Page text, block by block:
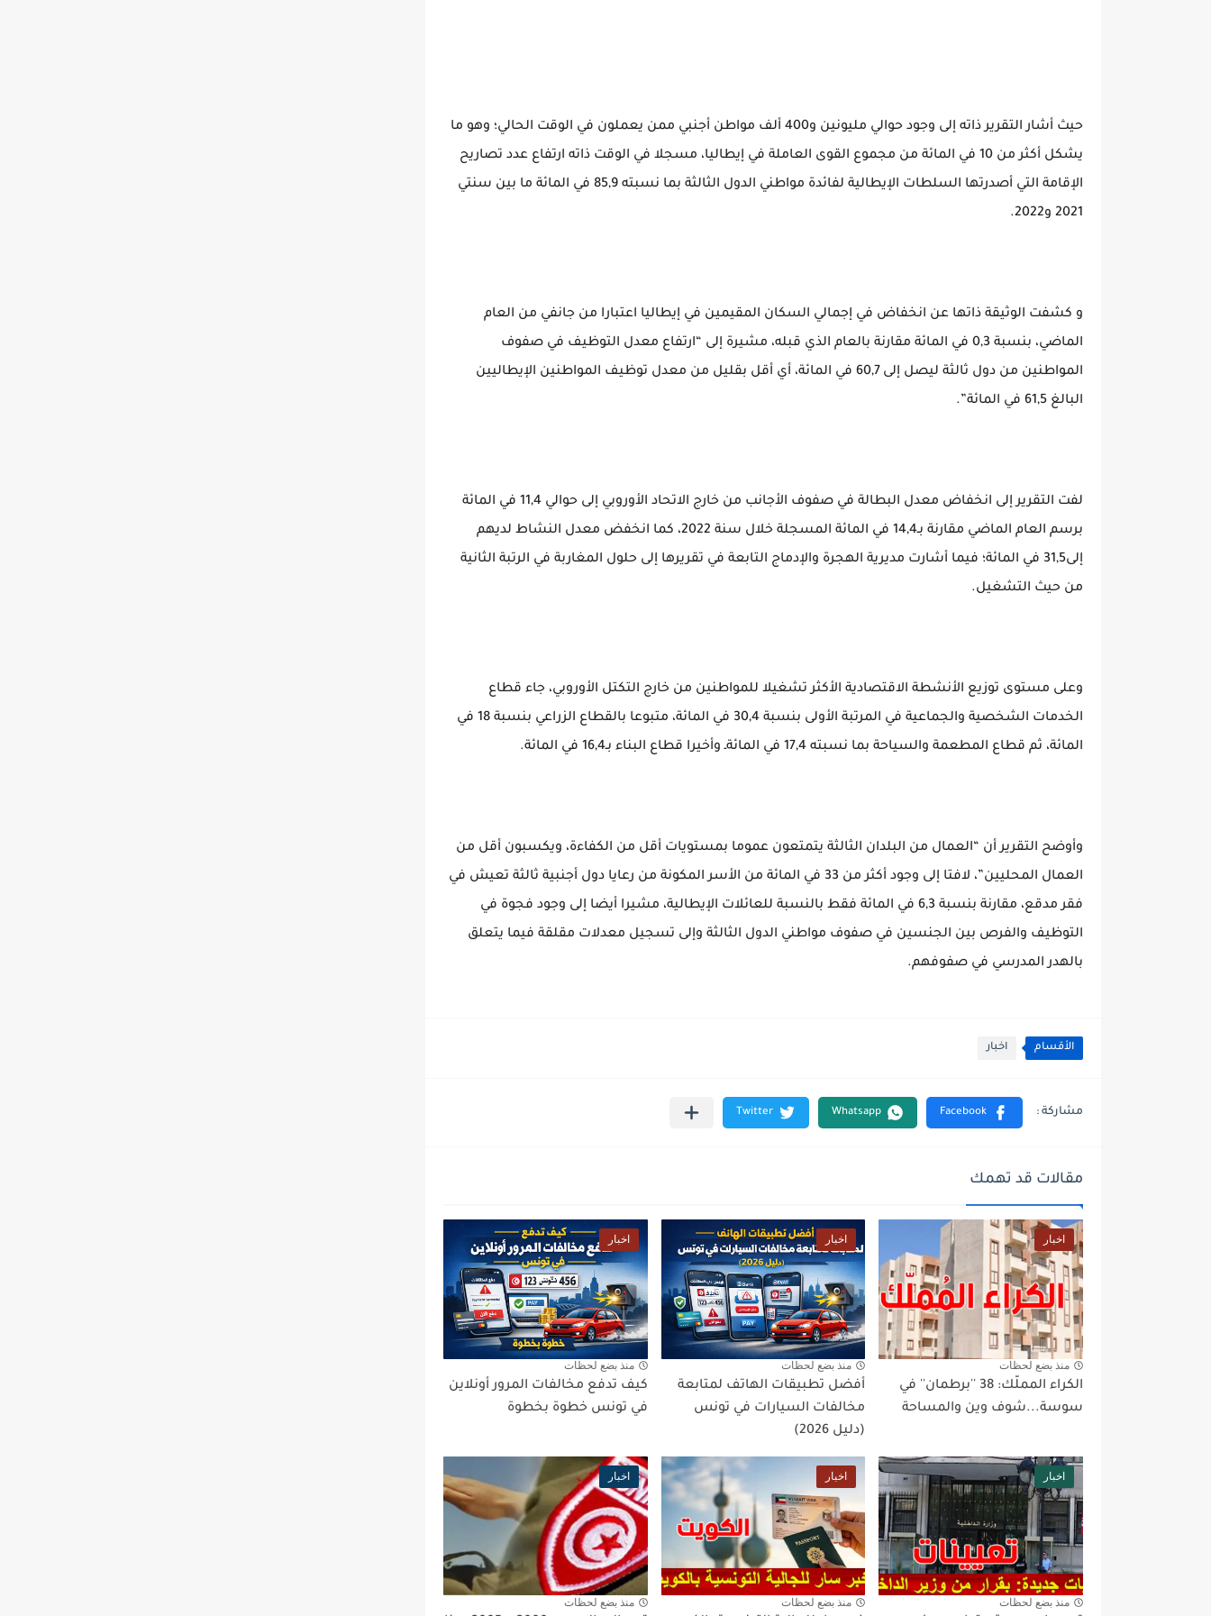
حيث أشار التقرير ذاته إلى وجود حوالي مليونين و400 ألف مواطن أجنبي ممن يعملون في الوقت الحالي؛ وهو ما
يشكل أكثر من 10 في المائة من مجموع القوى العاملة في إيطاليا، مسجلا في الوقت ذاته ارتفاع عدد تصاريح
الإقامة التي أصدرتها السلطات الإيطالية لفائدة مواطني الدول الثالثة بما نسبته 85,9 في المائة ما بين سنتي
2021 و2022.
و كشفت الوثيقة ذاتها عن انخفاض في إجمالي السكان المقيمين في إيطاليا اعتبارا من جانفي من العام
الماضي، بنسبة 0,3 في المائة مقارنة بالعام الذي قبله، مشيرة إلى “ارتفاع معدل التوظيف في صفوف
المواطنين من دول ثالثة ليصل إلى 60,7 في المائة، أي أقل بقليل من معدل توظيف المواطنين الإيطاليين
البالغ 61,5 في المائة”.
لفت التقرير إلى انخفاض معدل البطالة في صفوف الأجانب من خارج الاتحاد الأوروبي إلى حوالي 11,4 في المائة
برسم العام الماضي مقارنة بـ14,4 في المائة المسجلة خلال سنة 2022، كما انخفض معدل النشاط لديهم
إلى31,5 في المائة؛ فيما أشارت مديرية الهجرة والإدماج التابعة في تقريرها إلى حلول المغاربة في الرتبة الثانية
من حيث التشغيل.
وعلى مستوى توزيع الأنشطة الاقتصادية الأكثر تشغيلا للمواطنين من خارج التكتل الأوروبي، جاء قطاع
الخدمات الشخصية والجماعية في المرتبة الأولى بنسبة 30,4 في المائة، متبوعا بالقطاع الزراعي بنسبة 18 في
المائة، ثم قطاع المطعمة والسياحة بما نسبته 17,4 في المائةـ وأخيرا قطاع البناء بـ16,4 في المائة.
وأوضح التقرير أن “العمال من البلدان الثالثة يتمتعون عموما بمستويات أقل من الكفاءة، ويكسبون أقل من
العمال المحليين”، لافتا إلى وجود أكثر من 33 في المائة من الأسر المكونة من رعايا دول أجنبية ثالثة تعيش في
فقر مدقع، مقارنة بنسبة 6,3 في المائة فقط بالنسبة للعائلات الإيطالية، مشيرا أيضا إلى وجود فجوة في
التوظيف والفرص بين الجنسين في صفوف مواطني الدول الثالثة وإلى تسجيل معدلات مقلقة فيما يتعلق
بالهدر المدرسي في صفوفهم.
الأقسام اخبار
مقالات قد تهمك
اخبار
منذ بضع لحظات
الكراء المملّك: 38 ''برطمان'' في
سوسة...شوف وين والمساحة
اخبار
منذ بضع لحظات
أفضل تطبيقات الهاتف لمتابعة
مخالفات السيارات في تونس
(دليل 2026)
اخبار
منذ بضع لحظات
كيف تدفع مخالفات المرور أونلاين
في تونس خطوة بخطوة
اخبار
منذ بضع لحظات
اخبار
منذ بضع لحظات
اخبار
منذ بضع لحظات